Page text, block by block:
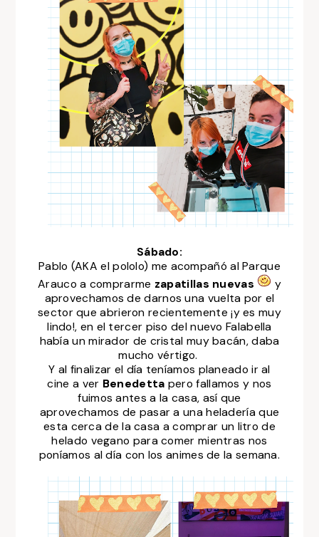
Sábado:
Pablo (AKA el pololo) me acompañó al Parque
Arauco a comprarme zapatillas nuevas
y
aprovechamos de darnos una vuelta por el
sector que abrieron recientemente ¡y es muy
lindo!, en el tercer piso del nuevo Falabella
había un mirador de cristal muy bacán, daba
mucho vértigo.
Y al finalizar el día teníamos planeado ir al
cine a ver Benedetta pero fallamos y nos
fuimos antes a la casa, así que
aprovechamos de pasar a una heladería que
esta cerca de la casa a comprar un litro de
helado vegano para comer mientras nos
poníamos al día con los animes de la semana.